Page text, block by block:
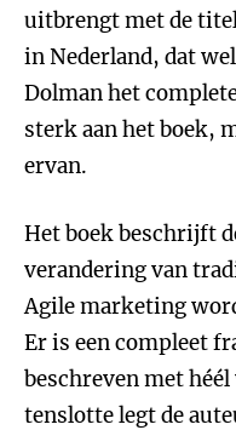
uitbrengt met de
in Nederland, dat
Dolman het
sterk aan het boek,
ervan.
Het boek beschrijft
verandering van
Agile marketing
Er is een compleet
beschreven met
tenslotte legt de